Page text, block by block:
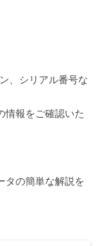
、シリアル番号な
情報をご確認いた
タの簡単な解説を